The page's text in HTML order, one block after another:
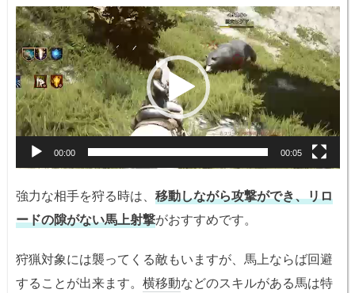
動
画
プ
レ
ー
ヤ
ー
00:00 00:05
強力な相手を狩る時は、 移動しながら攻撃ができ、リロ
ードの隙がない馬上射撃がおすすめです。
狩猟対象には襲ってくる敵もいますが、馬上ならば回避
することが出来ます。 横移動などのスキルがある馬は特